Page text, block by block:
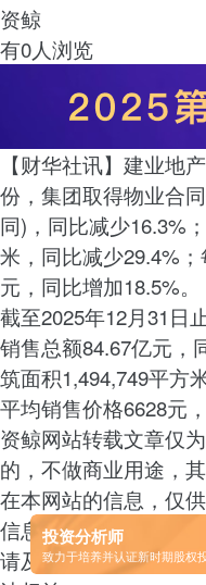
资鲸精选 | 又来一头独角
排名第一，年营收170亿，
速堪称疯狂！
创板”
11-07
短视频用户规模超2.4亿
仍处于探索当中
07-24
腾讯与马化腾：腾讯五虎
配股权的
08-01
资鲸精选 | IPO并购案例
从富士康、明匠智能、
起
09-14
资鲸
有0人浏览
【财华社讯】建业地
份，集团取得物业合
同)，同比减少16.3%
米，同比减少29.4%
元，同比增加18.5%。
截至2025年12月31日
销售总额84.67亿元，
筑面积1,494,749平方
平均销售价格6628元
资鲸网站转载文章仅
的，不做商业用途，
在本网站的信息，仅
信息的完整性，如原
请及时联系本网站，
投资分析师
致力于培养并认证新时期股权